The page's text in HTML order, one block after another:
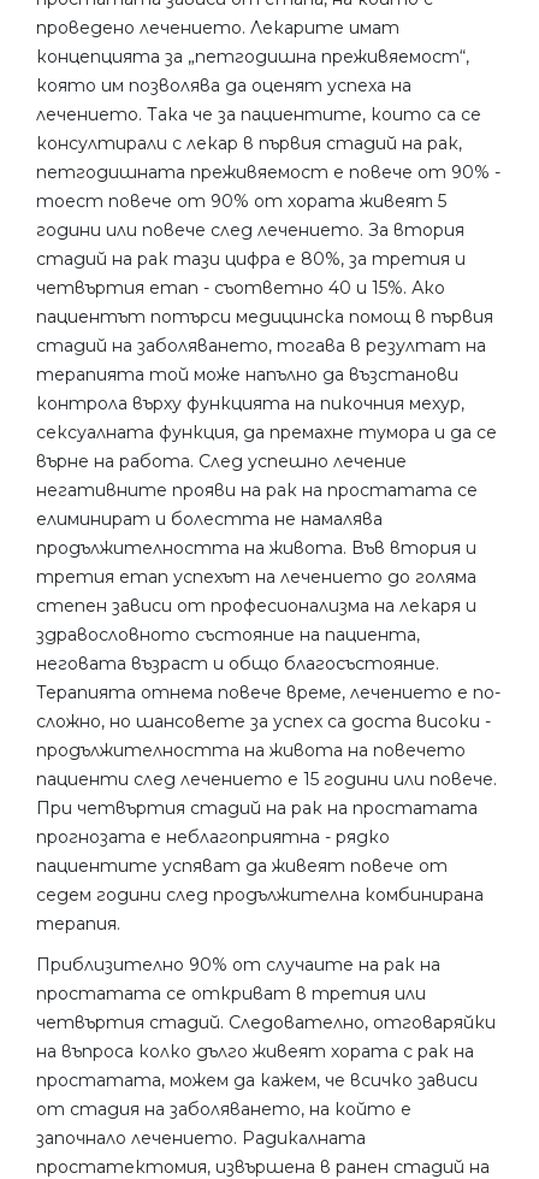
проведено лечението. Лекарите имат
концепцията за „петгодишна преживяемост“,
която им позволява да оценят успеха на
лечението. Така че за пациентите, които са се
консултирали с лекар в първия стадий на рак,
петгодишната преживяемост е повече от 90% -
тоест повече от 90% от хората живеят 5
години или повече след лечението. За втория
стадий на рак тази цифра е 80%, за третия и
четвъртия етап - съответно 40 и 15%. Ако
пациентът потърси медицинска помощ в първия
стадий на заболяването, тогава в резултат на
терапията той може напълно да възстанови
контрола върху функцията на пикочния мехур,
сексуалната функция, да премахне тумора и да се
върне на работа. След успешно лечение
негативните прояви на рак на простатата се
елиминират и болестта не намалява
продължителността на живота. Във втория и
третия етап успехът на лечението до голяма
степен зависи от професионализма на лекаря и
здравословното състояние на пациента,
неговата възраст и общо благосъстояние.
Терапията отнема повече време, лечението е по-
сложно, но шансовете за успех са доста високи -
продължителността на живота на повечето
пациенти след лечението е 15 години или повече.
При четвъртия стадий на рак на простатата
прогнозата е неблагоприятна - рядко
пациентите успяват да живеят повече от
седем години след продължителна комбинирана
терапия.
Приблизително 90% от случаите на рак на
простатата се откриват в третия или
четвъртия стадий. Следователно, отговаряйки
на въпроса колко дълго живеят хората с рак на
простатата, можем да кажем, че всичко зависи
от стадия на заболяването, на който е
започнало лечението. Радикалната
простатектомия, извършена в ранен стадий на